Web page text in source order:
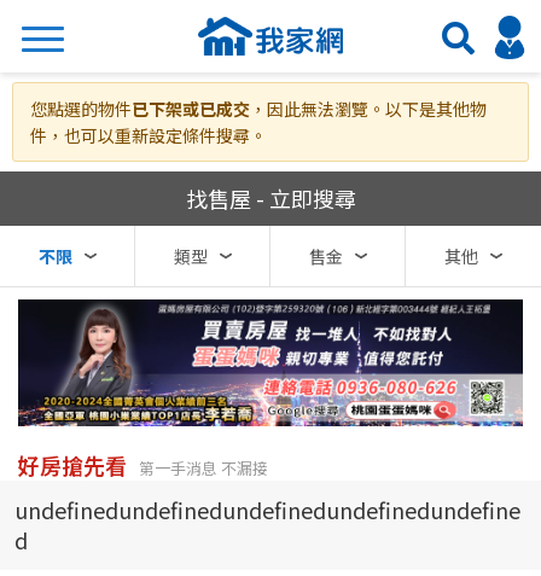
搜尋
不限
台北市
基隆市
區域
不限
您點選的物件已下架或已成交 ，因此無法瀏覽。以下是其他物
件，也可以重新設定條件搜尋。
我家網房屋買賣
找售屋 - 立即搜尋
不限 類型 售金 其他
好房搶先看 第一手消息 不漏接
undefinedundefinedundefinedundefinedundefine
d